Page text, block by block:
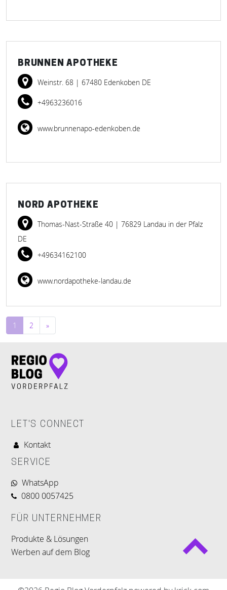
BRUNNEN APOTHEKE
Weinstr. 68 | 67480 Edenkoben DE
+4963236016
www.brunnenapo-edenkoben.de
NORD APOTHEKE
Thomas-Nast-Straße 40 | 76829 Landau in der Pfalz
DE
+49634162100
www.nordapotheke-landau.de
Beitragsnavigation
1 2 »
LET'S CONNECT
Kontakt
SERVICE
WhatsApp
0800 0057425
FÜR UNTERNEHMER
Produkte & Lösungen
Werben auf dem Blog